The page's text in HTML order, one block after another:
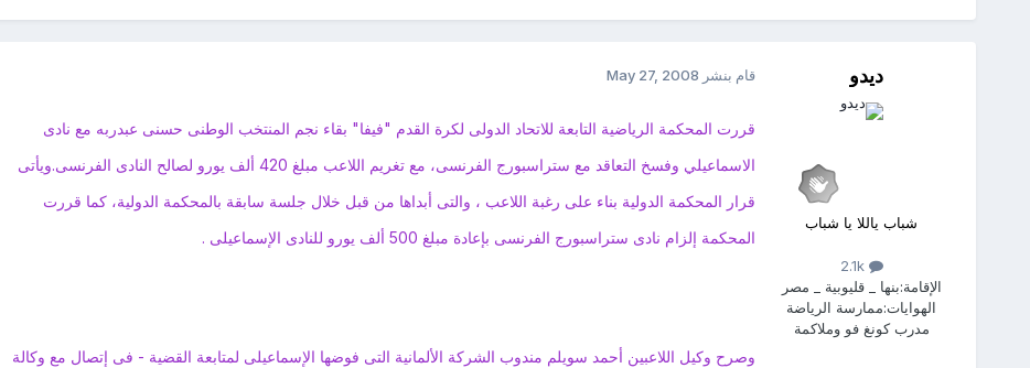
ديدو
شباب ياللا يا شباب
2.1k
الإقامة:بنها _ قليوبية _ مصر
الهوايات:ممارسة الرياضة
مدرب كونغ فو وملاكمة
قام بنشر May 27, 2008
قررت المحكمة الرياضية التابعة للاتحاد الدولى لكرة القدم "فيفا" بقاء نجم المنتخب الوطنى حسنى عبدربه مع نادى
الاسماعيلي وفسخ التعاقد مع ستراسبورج الفرنسى، مع تغريم اللاعب مبلغ 420 ألف يورو لصالح النادى الفرنسى.
ويأتى
قرار المحكمة الدولية بناء على رغبة اللاعب ، والتى أبداها من قبل خلال جلسة سابقة بالمحكمة الدولية، كما قررت
المحكمة إلزام نادى ستراسبورج الفرنسى بإعادة مبلغ 500 ألف يورو للنادى الإسماعيلى .
وصرح وكيل اللاعبين أحمد سويلم مندوب الشركة الألمانية التى فوضها الإسماعيلى لمتابعة القضية - فى إتصال مع وكالة